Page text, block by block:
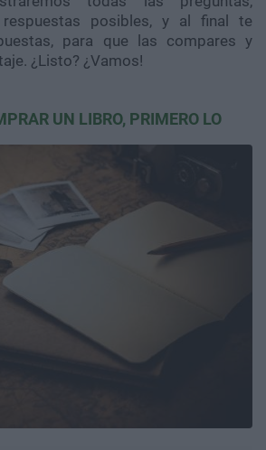
posibles, y al final te
para que las compares y
¿Listo? ¿Vamos!
UN LIBRO, PRIMERO LO